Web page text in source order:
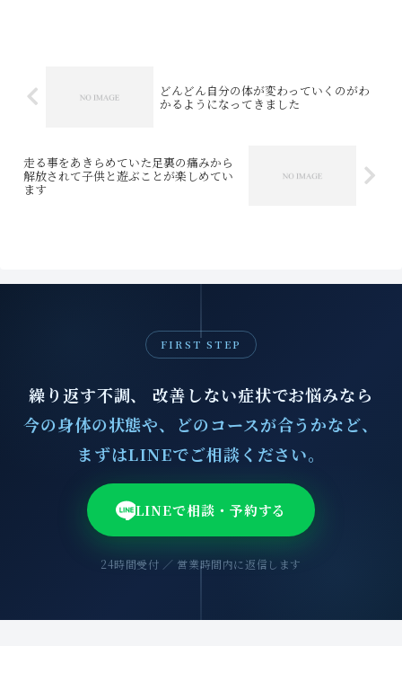
どんどん自分の体が変わっていくのがわ
かるようになってきました
走る事をあきらめていた足裏の痛みから
解放されて子供と遊ぶことが楽しめてい
ます
FIRST STEP
繰り返す不調、 改善しない症状でお悩みなら
今の身体の状態や、どのコースが合うかなど、
まずはLINEでご相談ください。
LINEで相談・予約する
24時間受付 ／ 営業時間内に返信します